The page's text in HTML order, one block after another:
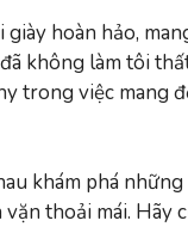
hoàn hảo,
không làm tôi
trong việc mang
khám phá
thoải mái. Hãy